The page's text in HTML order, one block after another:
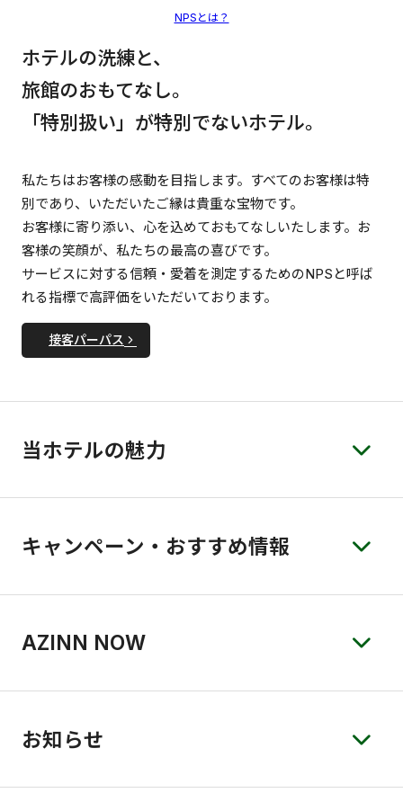
ホテルの洗練と、
旅館のおもてなし。
「特別扱い」が特別でないホテル。
私たちはお客様の感動を目指します。すべてのお客様は特
別であり、いただいたご縁は貴重な宝物です。
お客様に寄り添い、心を込めておもてなしいたします。お
客様の笑顔が、私たちの最高の喜びです。
サービスに対する信頼・愛着を測定するためのNPSと呼ば
れる指標で高評価をいただいております。
接客パーパス
NPSとは？
当ホテルの魅力
キャンペーン・おすすめ情報
AZINN NOW
お知らせ